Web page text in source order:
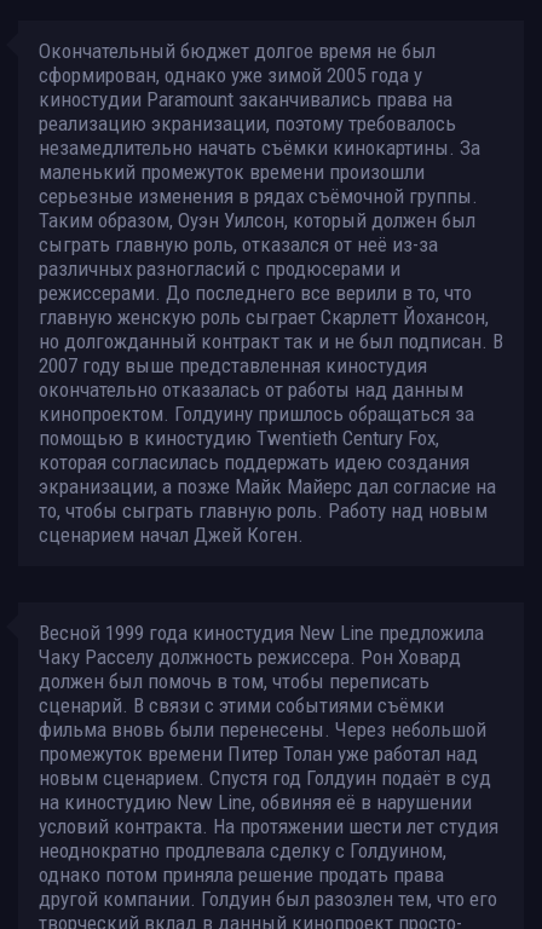
Окончательный бюджет долгое время не был
сформирован, однако уже зимой 2005 года у
киностудии Paramount заканчивались права на
реализацию экранизации, поэтому требовалось
незамедлительно начать съёмки кинокартины. За
маленький промежуток времени произошли
серьезные изменения в рядах съёмочной группы.
Таким образом, Оуэн Уилсон, который должен был
сыграть главную роль, отказался от неё из-за
различных разногласий с продюсерами и
режиссерами. До последнего все верили в то, что
главную женскую роль сыграет Скарлетт Йохансон,
но долгожданный контракт так и не был подписан. В
2007 году выше представленная киностудия
окончательно отказалась от работы над данным
кинопроектом. Голдуину пришлось обращаться за
помощью в киностудию Twentieth Century Fox,
которая согласилась поддержать идею создания
экранизации, а позже Майк Майерс дал согласие на
то, чтобы сыграть главную роль. Работу над новым
сценарием начал Джей Коген.
Весной 1999 года киностудия New Line предложила
Чаку Расселу должность режиссера. Рон Ховард
должен был помочь в том, чтобы переписать
сценарий. В связи с этими событиями съёмки
фильма вновь были перенесены. Через небольшой
промежуток времени Питер Толан уже работал над
новым сценарием. Спустя год Голдуин подаёт в суд
на киностудию New Line, обвиняя её в нарушении
условий контракта. На протяжении шести лет студия
неоднократно продлевала сделку с Голдуином,
однако потом приняла решение продать права
другой компании. Голдуин был разозлен тем, что его
творческий вклад в данный кинопроект просто-